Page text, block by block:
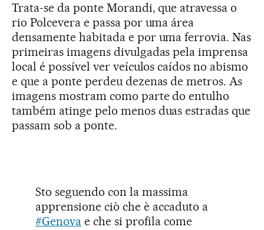
Trata-se da ponte Morandi, que atravessa o
rio Polcevera e passa por uma área
densamente habitada e por uma ferrovia. Nas
primeiras imagens divulgadas pela imprensa
local é possível ver veículos caídos no abismo
e que a ponte perdeu dezenas de metros. As
imagens mostram como parte do entulho
também atinge pelo menos duas estradas que
passam sob a ponte.
Sto seguendo con la massima
apprensione ciò che è accaduto a
#Genova e che si profila come